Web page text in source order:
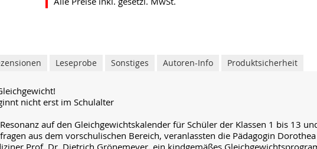
Leseprobe Sonstiges Autoren-Info Produktsicherheit
nicht erst im Schulalter
auf den Gleichgewichtskalender für Schüler der Klassen 1 bis 13
aus dem vorschulischen Bereich, veranlassten die Pädagogin